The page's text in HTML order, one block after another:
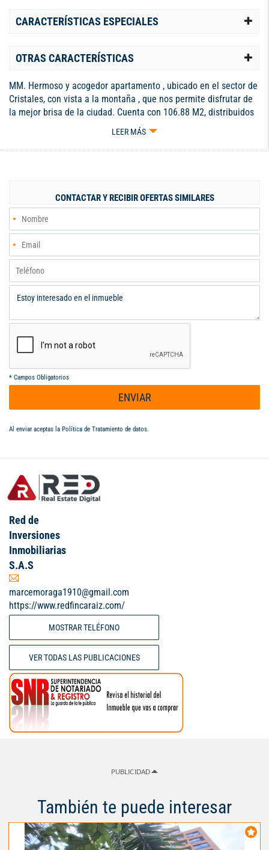
CARACTERÍSTICAS ESPECIALES
OTRAS CARACTERÍSTICAS
MM. Hermoso y acogedor apartamento , ubicado en el sector de
Cristales, con vista a la montaña , que nos permite disfrutar de
la mejor brisa de la ciudad. Cuenta con 106.88 M2, distribuidos
en 2 habitaciones con aire acondicionado , cortinas y blackouts,
abierta moderna, zona de oficios y baño social, balcón , dos
socialy zona Bbq.
LEER MÁS
CONTACTAR Y RECIBIR OFERTAS SIMILARES
* Campos Obligatorios
ENVIAR
Al enviar aceptas la Política de Tratamiento de datos.
Red de
Inversiones
Inmobiliarias
S.A.S
marcemoraga1910@gmail.com
https://www.redfincaraiz.com/
MOSTRAR TELÉFONO
VER TODAS LAS PUBLICACIONES
PUBLICIDAD
También te puede interesar